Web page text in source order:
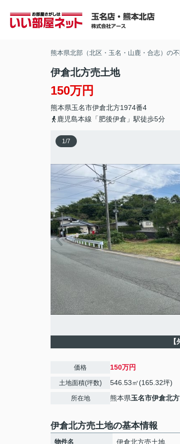
熊本県北部（北区・玉名・山鹿・合志）の
伊倉北方売土地
150万円
熊本県玉名市伊倉北方1974番4
鹿児島本線「肥後伊倉」駅徒歩5分
1/7
【
価格 150万円
土地面積(坪数) 546.53㎡(165.32坪)
所在地 熊本県玉名市伊倉北方
伊倉北方売土地の基本情報
物件名 伊倉北方売土地